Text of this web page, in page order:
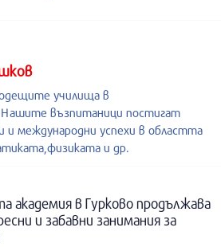
училища в
възпитаници постигат
и международни успехи в областта
и др.
академия в Гурково продължава
и забавни занимания за